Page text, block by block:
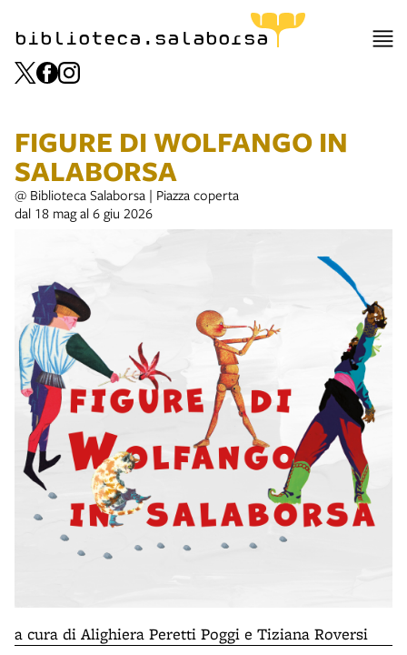
biblioteca.salaborsa
FIGURE DI WOLFANGO IN
SALABORSA
@ Biblioteca Salaborsa | Piazza coperta
dal 18 mag al 6 giu 2026
a cura di Alighiera Peretti Poggi e Tiziana Roversi